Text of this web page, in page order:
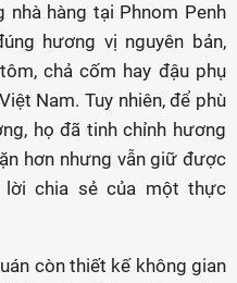
nhà hàng tại Phnom Penh
hương vị nguyên bản,
chả cốm hay đậu phụ
Nam. Tuy nhiên, để phù
họ đã tinh chỉnh hương
hơn nhưng vẫn giữ được
lời chia sẻ của một thực
còn thiết kế không gian